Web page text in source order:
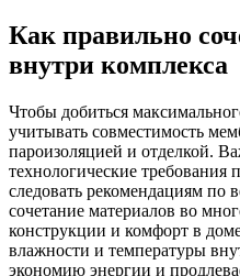
Как правильно
внутри комплекса
Чтобы добиться
учитывать совместимость
пароизоляцией и отделкой.
технологические требования
следовать рекомендациям по
сочетание материалов во
конструкции и комфорт в
влажности и температуры
экономию энергии и